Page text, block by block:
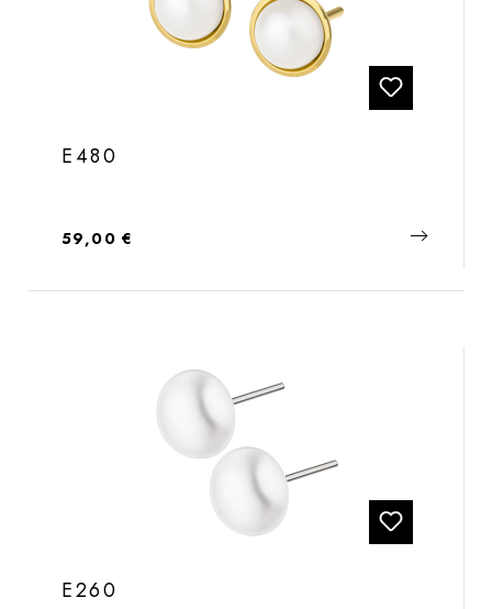
E480
Regulärer Preis:
59,00 €
E260